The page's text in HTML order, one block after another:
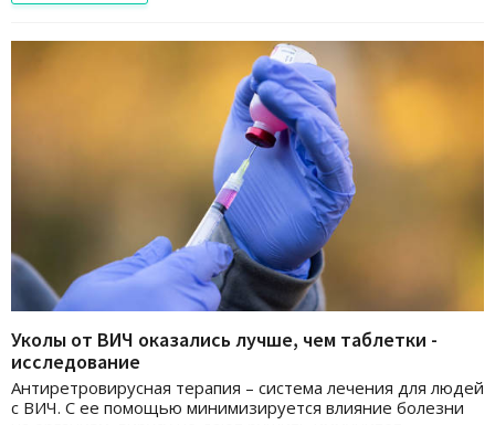
Уколы от ВИЧ оказались лучше, чем таблетки -
исследование
Антиретровирусная терапия – система лечения для людей
с ВИЧ. С ее помощью минимизируется влияние болезни